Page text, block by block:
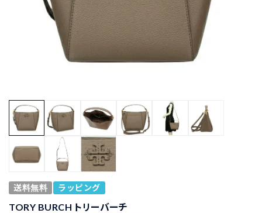
送料無料 ラッピング
TORY BURCH トリーバーチ